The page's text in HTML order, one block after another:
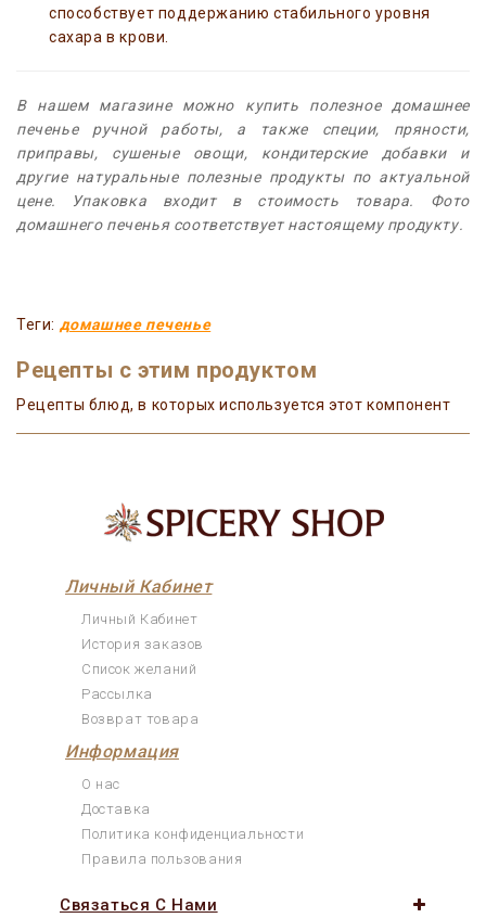
способствует поддержанию стабильного уровня
сахара в крови.
В нашем магазине можно купить полезное домашнее
печенье ручной работы, а также специи, пряности,
приправы, сушеные овощи, кондитерские добавки и
другие натуральные полезные продукты по актуальной
цене. Упаковка входит в стоимость товара. Фото
домашнего печенья соответствует настоящему продукту.
Теги: домашнее печенье
Рецепты с этим продуктом
Рецепты блюд, в которых используется этот компонент
Личный Кабинет
Личный Кабинет
История заказов
Список желаний
Рассылка
Возврат товара
Информация
О нас
Доставка
Политика конфиденциальности
Правила пользования
Связаться С Нами